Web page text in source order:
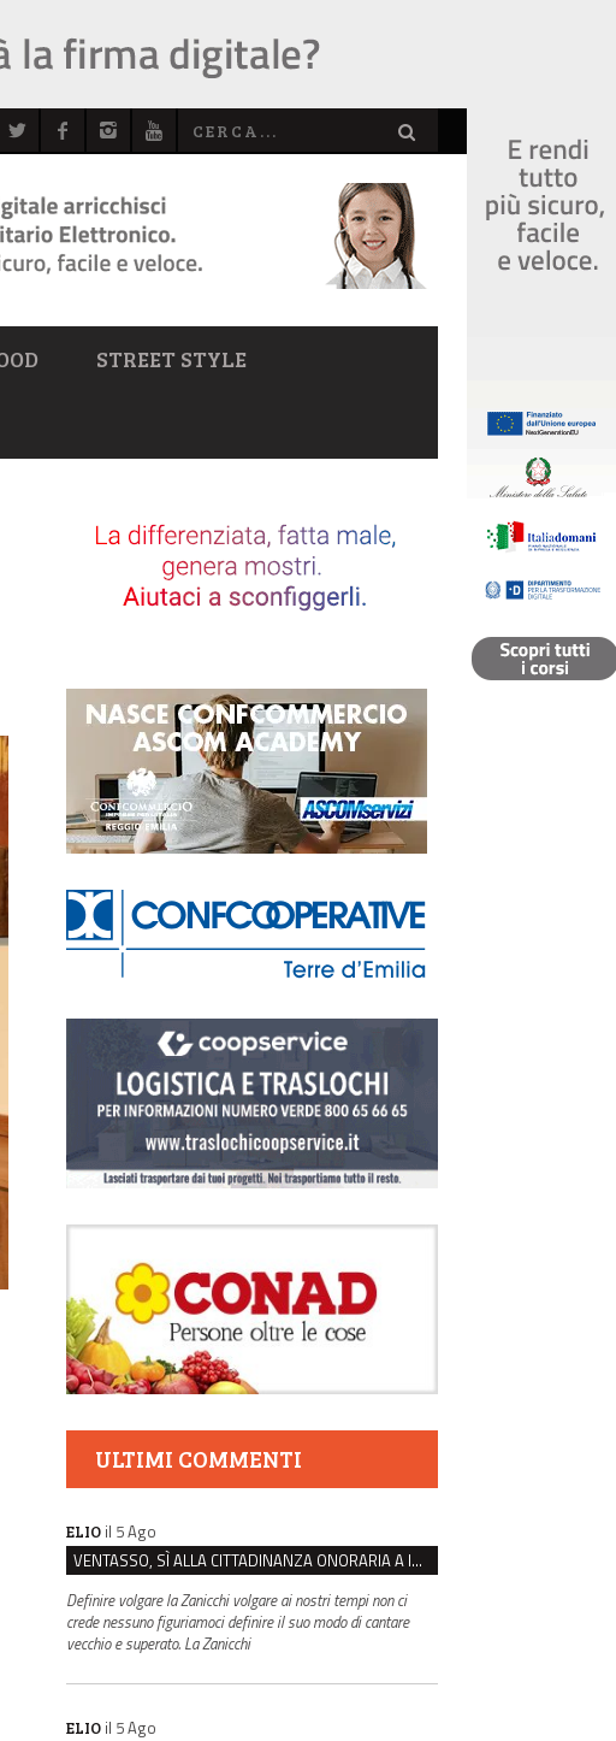
STREET STYLE
ULTIMI COMMENTI
ELIO il 5 Ago
VENTASSO, SÌ ALLA CITTADINANZA ONORARIA A IVA ZANICCHI. MA BARGIACCHI: “È DI PESSIMO GUSTO”
Definire volgare la Zanicchi volgare ai nostri tempi non ci
crede nessuno figuriamoci definire il suo modo di cantare
vecchio e superato. La Zanicchi
ELIO il 5 Ago